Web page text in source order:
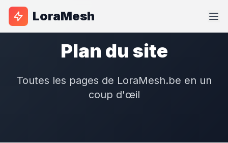
LoraMesh
Plan du site
Toutes les pages de LoraMesh.be en un
coup d'œil